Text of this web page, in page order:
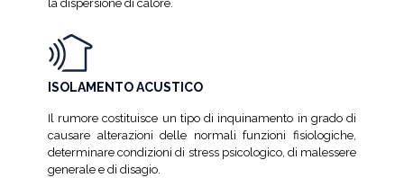
la dispersione di calore.
ISOLAMENTO ACUSTICO
Il rumore costituisce un tipo di inquinamento in grado di
causare alterazioni delle normali funzioni fisiologiche,
determinare condizioni di stress psicologico, di malessere
generale e di disagio.